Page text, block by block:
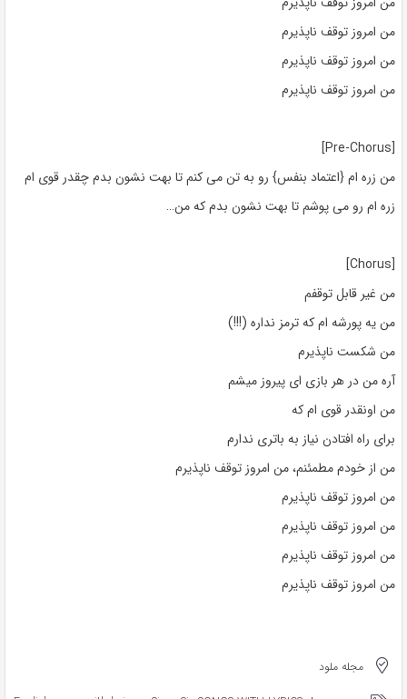
من امروز توقف ناپذیرم
من امروز توقف ناپذیرم
من امروز توقف ناپذیرم
[Pre-Chorus]
من زره ام {اعتماد بنفس} رو به تن می کنم تا بهت نشون بدم چقدر قوی ام
زره ام رو می پوشم تا بهت نشون بدم که من…
[Chorus]
من غیر قابل توقفم
من یه پورشه ام که ترمز نداره (!!!)
من شکست ناپذیرم
آره من در هر بازی ای پیروز میشم
من اونقدر قوی ام که
برای راه افتادن نیاز به باتری ندارم
من از خودم مطمئنم، من امروز توقف ناپذیرم
من امروز توقف ناپذیرم
من امروز توقف ناپذیرم
من امروز توقف ناپذیرم
من امروز توقف ناپذیرم
مجله ملود